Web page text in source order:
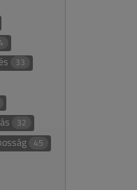
33
32
45